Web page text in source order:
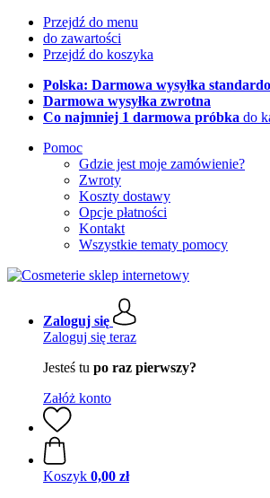
Przejdź do menu
do zawartości
Przejdź do koszyka
Polska: Darmowa wysyłka
Darmowa wysyłka zwrotna
Co najmniej 1 darmowa próbka do
Pomoc
Gdzie jest moje zamówienie?
Zwroty
Koszty dostawy
Opcje płatności
Kontakt
Wszystkie tematy pomocy
Zaloguj się
Zaloguj się teraz
Jesteś tu po raz pierwszy?
Załóż konto
Koszyk 0,00 zł